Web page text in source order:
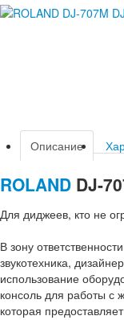
Описание
ROLAND DJ-
Для диджеев, кто не
В зону
звукотехника,
использование
консоль для работы с
которая